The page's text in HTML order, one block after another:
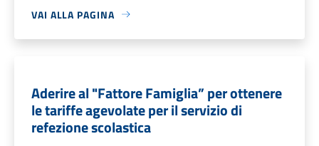
VAI ALLA PAGINA
Aderire al "Fattore Famiglia” per ottenere
le tariffe agevolate per il servizio di
refezione scolastica